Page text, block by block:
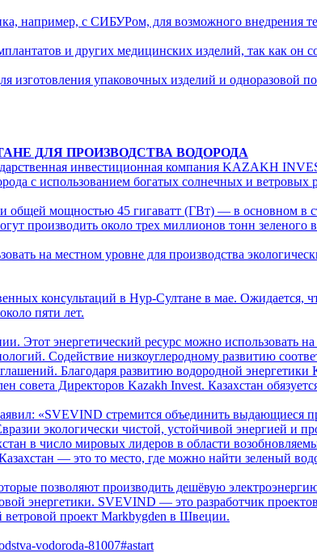
например, с СИБУРом, для возможного внедрения
и других медицинских изделий, так как он
изготовления упаковочных изделий и одноразовой
ДЛЯ ПРОИЗВОДСТВА ВОДОРОДА
инвестиционная компания KAZAKH
с использованием богатых солнечных и ветровых
общей мощностью 45 гигаватт (ГВт) — в основном в
производить около трех миллионов тонн зеленого
на местном уровне для производства
консультаций в Нур-Султане в мае. Ожидается,
пяти лет.
Этот энергетический ресурс можно использовать
Содействие низкоуглеродному развитию
Благодаря развитию водородной
Директоров Kazakh Invest. Казахстан
«SVEVIND стремится объединить выдающиеся
экологически чистой, устойчивой энергией и
в число мировых лидеров в области
— это то место, где можно найти зеленый
позволяют производить дешёвую
энергетики. SVEVIND — это разработчик
ветровой проект Markbygden в Швеции.
vodoroda-81007#astart